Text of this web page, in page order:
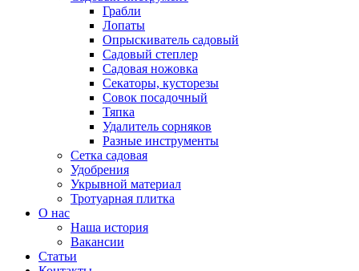
Грабли
Лопаты
Опрыскиватель садовый
Садовый степлер
Садовая ножовка
Секаторы, кусторезы
Совок посадочный
Тяпка
Удалитель сорняков
Разные инструменты
Сетка садовая
Удобрения
Укрывной материал
Тротуарная плитка
О нас
Наша история
Вакансии
Статьи